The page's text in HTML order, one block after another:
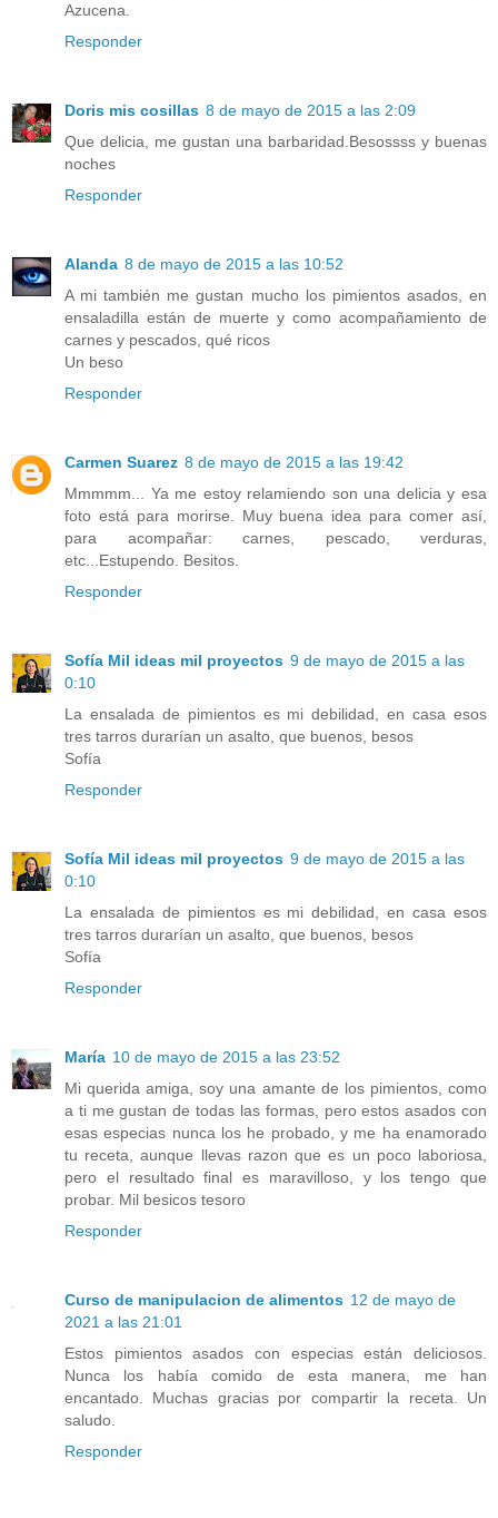
Azucena.
Responder
Doris mis cosillas 8 de mayo de 2015 a las 2:09
Que delicia, me gustan una barbaridad.Besossss y buenas
noches
Responder
Alanda 8 de mayo de 2015 a las 10:52
A mi también me gustan mucho los pimientos asados, en
ensaladilla están de muerte y como acompañamiento de
carnes y pescados, qué ricos
Un beso
Responder
Carmen Suarez 8 de mayo de 2015 a las 19:42
Mmmmm... Ya me estoy relamiendo son una delicia y esa
foto está para morirse. Muy buena idea para comer así,
para acompañar: carnes, pescado, verduras,
etc...Estupendo. Besitos.
Responder
Sofía Mil ideas mil proyectos 9 de mayo de 2015 a las
0:10
La ensalada de pimientos es mi debilidad, en casa esos
tres tarros durarían un asalto, que buenos, besos
Sofía
Responder
Sofía Mil ideas mil proyectos 9 de mayo de 2015 a las
0:10
La ensalada de pimientos es mi debilidad, en casa esos
tres tarros durarían un asalto, que buenos, besos
Sofía
Responder
María 10 de mayo de 2015 a las 23:52
Mi querida amiga, soy una amante de los pimientos, como
a ti me gustan de todas las formas, pero estos asados con
esas especias nunca los he probado, y me ha enamorado
tu receta, aunque llevas razon que es un poco laboriosa,
pero el resultado final es maravilloso, y los tengo que
probar. Mil besicos tesoro
Responder
Curso de manipulacion de alimentos 12 de mayo de
2021 a las 21:01
Estos pimientos asados con especias están deliciosos.
Nunca los había comido de esta manera, me han
encantado. Muchas gracias por compartir la receta. Un
saludo.
Responder